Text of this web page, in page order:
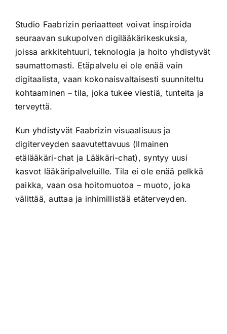
Studio Faabrizin periaatteet voivat inspiroida
seuraavan sukupolven digilääkärikeskuksia,
joissa arkkitehtuuri, teknologia ja hoito yhdistyvät
saumattomasti. Etäpalvelu ei ole enää vain
digitaalista, vaan kokonaisvaltaisesti suunniteltu
kohtaaminen – tila, joka tukee viestiä, tunteita ja
terveyttä.
Kun yhdistyvät Faabrizin visuaalisuus ja
digiterveyden saavutettavuus (Ilmainen
etälääkäri-chat ja Lääkäri-chat), syntyy uusi
kasvot lääkäripalveluille. Tila ei ole enää pelkkä
paikka, vaan osa hoitomuotoa – muoto, joka
välittää, auttaa ja inhimillistää etäterveyden.